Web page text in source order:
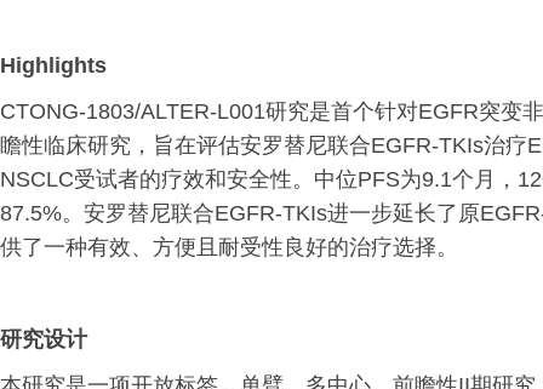
Highlights
CTONG-1803/ALTER-L001研究是首个针对EGFR突变
瞻性临床研究，旨在评估安罗替尼联合EGFR-TKIs治
NSCLC受试者的疗效和安全性。中位PFS为9.1个月，
87.5%。安罗替尼联合EGFR-TKIs进一步延长了原
供了一种有效、方便且耐受性良好的治疗选择。
研究设计